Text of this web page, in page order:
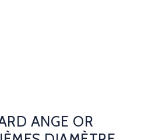
ANGE OR